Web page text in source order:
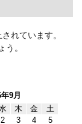
れています。
う。
9月
木 金
土
2 3 4
5